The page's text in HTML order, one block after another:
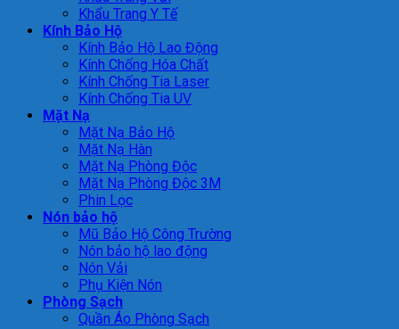
Khẩu Trang Y Tế
Kính Bảo Hộ
Kính Bảo Hộ Lao Động
Kính Chống Hóa Chất
Kính Chống Tia Laser
Kính Chống Tia UV
Mặt Nạ
Mặt Nạ Bảo Hộ
Mặt Nạ Hàn
Mặt Nạ Phòng Độc
Mặt Nạ Phòng Độc 3M
Phin Lọc
Nón bảo hộ
Mũ Bảo Hộ Công Trường
Nón bảo hộ lao động
Nón Vải
Phụ Kiện Nón
Phòng Sạch
Quần Áo Phòng Sạch